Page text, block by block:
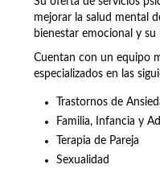
mejorar la salud mental
bienestar emocional y
Cuentan con un equipo
especializados en las
Trastornos de
Familia, Infancia y
Terapia de Pareja
Sexualidad